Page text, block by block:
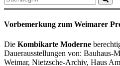
for:
Vorbemerkung zum Weimarer
Die Kombikarte Moderne
Dauerausstellungen von: Bauhaus-
Weimar, Nietzsche-Archiv, Haus